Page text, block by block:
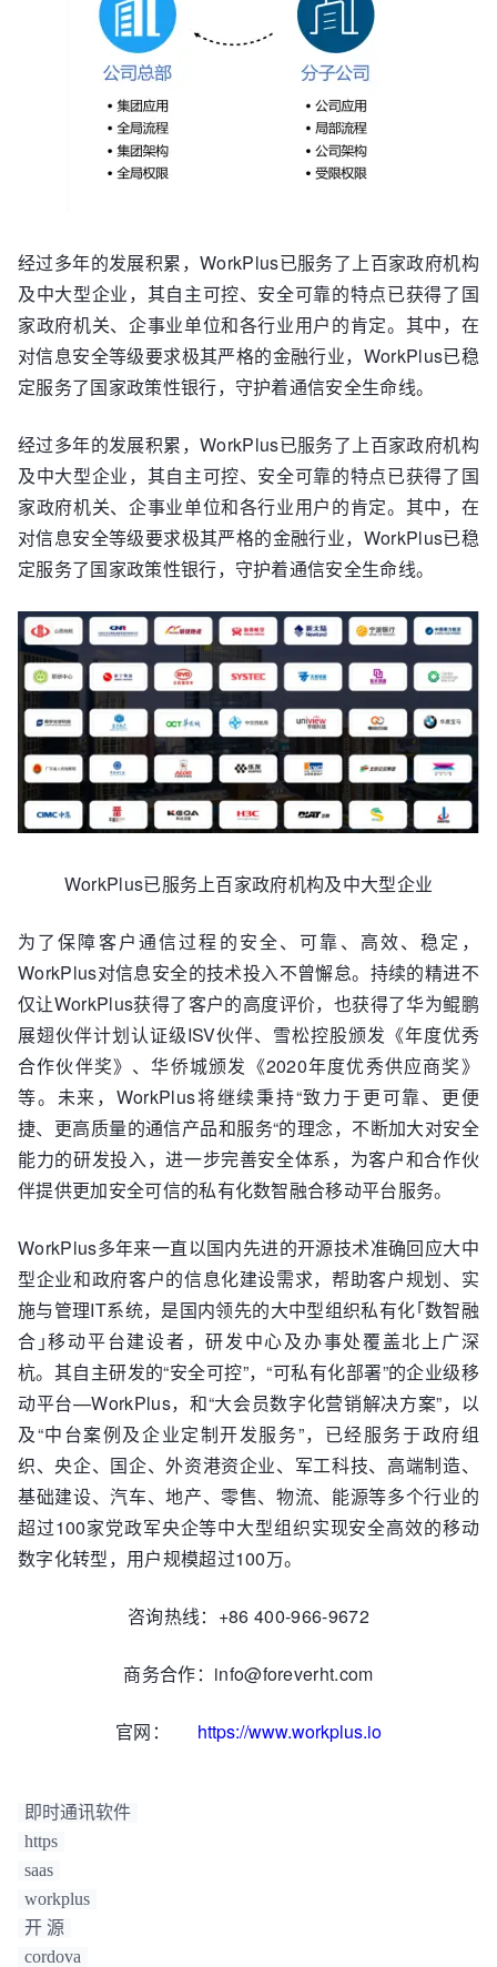
经过多年的发展积累，WorkPlus已服务了上百家政府机构
及中大型企业，其自主可控、安全可靠的特点已获得了国
家政府机关、企事业单位和各行业用户的肯定。其中，在
对信息安全等级要求极其严格的金融行业，WorkPlus已稳
定服务了国家政策性银行，守护着通信安全生命线。
经过多年的发展积累，WorkPlus已服务了上百家政府机构
及中大型企业，其自主可控、安全可靠的特点已获得了国
家政府机关、企事业单位和各行业用户的肯定。其中，在
对信息安全等级要求极其严格的金融行业，WorkPlus已稳
定服务了国家政策性银行，守护着通信安全生命线。
WorkPlus已服务上百家政府机构及中大型企业
为了保障客户通信过程的安全、可靠、高效、稳定，
WorkPlus对信息安全的技术投入不曾懈怠。持续的精进不
仅让WorkPlus获得了客户的高度评价，也获得了华为鲲鹏
展翅伙伴计划认证级ISV伙伴、雪松控股颁发《年度优秀
合作伙伴奖》、华侨城颁发《2020年度优秀供应商奖》
等。未来，WorkPlus将继续秉持“致力于更可靠、更便
捷、更高质量的通信产品和服务“的理念，不断加大对安全
能力的研发投入，进一步完善安全体系，为客户和合作伙
伴提供更加安全可信的私有化数智融合移动平台服务。
WorkPlus多年来一直以国内先进的开源技术准确回应大中
型企业和政府客户的信息化建设需求，帮助客户规划、实
施与管理IT系统，是国内领先的大中型组织私有化｢数智融
合｣移动平台建设者，研发中心及办事处覆盖北上广深
杭。其自主研发的“安全可控”，“可私有化部署”的企业级移
动平台—WorkPlus，和“大会员数字化营销解决方案”，以
及“中台案例及企业定制开发服务”，已经服务于政府组
织、央企、国企、外资港资企业、军工科技、高端制造、
基础建设、汽车、地产、零售、物流、能源等多个行业的
超过100家党政军央企等中大型组织实现安全高效的移动
数字化转型，用户规模超过100万。
咨询热线：+86 400-966-9672
商务合作：info@foreverht.com
官网： https://www.workplus.io
即时通讯软件
https
saas
workplus
开 源
cordova